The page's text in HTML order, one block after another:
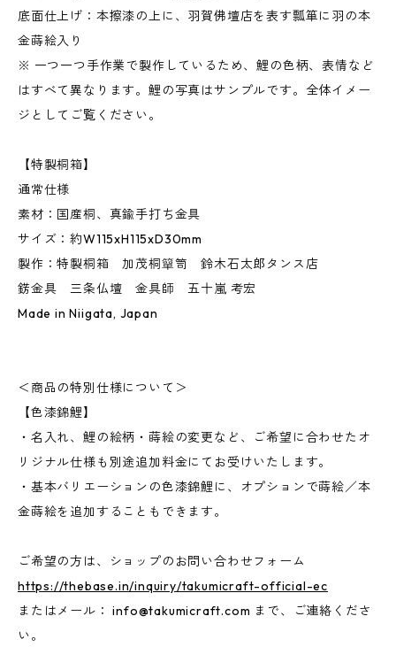
底面仕上げ：本擦漆の上に、羽賀佛壇店を表す瓢箪に羽の本
金蒔絵入り
※ 一つ一つ手作業で製作しているため、鯉の色柄、表情など
はすべて異なります。鯉の写真はサンプルです。全体イメー
ジとしてご覧ください。
【特製桐箱】
通常仕様
素材：国産桐、真鍮手打ち金具
サイズ：約W115xH115xD30mm
製作：特製桐箱 加茂桐簞笥 鈴木石太郎タンス店
錺金具 三条仏壇 金具師 五十嵐 考宏
Made in Niigata, Japan
＜商品の特別仕様について＞
【色漆錦鯉】
・名入れ、鯉の絵柄・蒔絵の変更など、ご希望に合わせたオ
リジナル仕様も別途追加料金にてお受けいたします。
・基本バリエーションの色漆錦鯉に、オプションで蒔絵／本
金蒔絵を追加することもできます。
ご希望の方は、ショップのお問い合わせフォーム
https://thebase.in/inquiry/takumicraft-official-ec
またはメール：info@takumicraft.com まで、ご連絡くださ
い。